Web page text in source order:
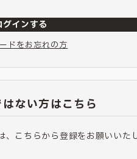
グインする
ドをお忘れの方
ない方はこちら
、こちらから登録をお願いいた